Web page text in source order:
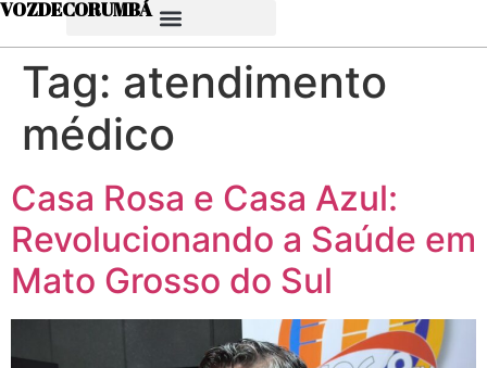
VOZDECORUMBÁ
Tag: atendimento
médico
Casa Rosa e Casa Azul:
Revolucionando a Saúde em
Mato Grosso do Sul